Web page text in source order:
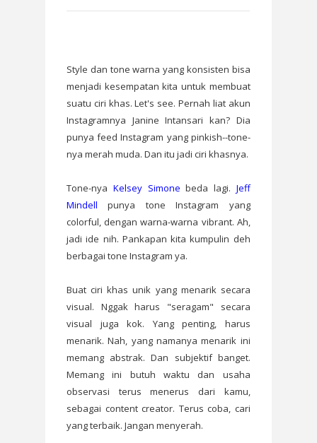
Style dan tone warna yang konsisten bisa
menjadi kesempatan kita untuk membuat
suatu ciri khas. Let's see. Pernah liat akun
Instagramnya Janine Intansari kan? Dia
punya feed Instagram yang pinkish--tone-
nya merah muda. Dan itu jadi ciri khasnya.
Tone-nya Kelsey Simone beda lagi. Jeff
Mindell punya tone Instagram yang
colorful, dengan warna-warna vibrant. Ah,
jadi ide nih. Pankapan kita kumpulin deh
berbagai tone Instagram ya.
Buat ciri khas unik yang menarik secara
visual. Nggak harus "seragam" secara
visual juga kok. Yang penting, harus
menarik. Nah, yang namanya menarik ini
memang abstrak. Dan subjektif banget.
Memang ini butuh waktu dan usaha
observasi terus menerus dari kamu,
sebagai content creator. Terus coba, cari
yang terbaik. Jangan menyerah.